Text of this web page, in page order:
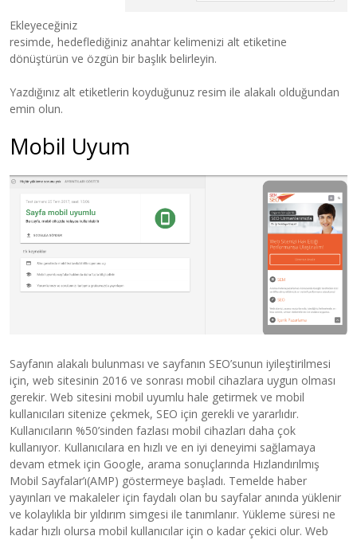
Ekleyeceğiniz
resimde, hedeflediğiniz anahtar kelimenizi alt etiketine
dönüştürün ve özgün bir başlık belirleyin.
Yazdığınız alt etiketlerin koyduğunuz resim ile alakalı olduğundan
emin olun.
Mobil Uyum
Sayfanın alakalı bulunması ve sayfanın SEO’sunun iyileştirilmesi
için, web sitesinin 2016 ve sonrası mobil cihazlara uygun olması
gerekir. Web sitesini mobil uyumlu hale getirmek ve mobil
kullanıcıları sitenize çekmek, SEO için gerekli ve yararlıdır.
Kullanıcıların %50’sinden fazlası mobil cihazları daha çok
kullanıyor. Kullanıcılara en hızlı ve en iyi deneyimi sağlamaya
devam etmek için Google, arama sonuçlarında Hızlandırılmış
Mobil Sayfalar’ı(AMP) göstermeye başladı. Temelde haber
yayınları ve makaleler için faydalı olan bu sayfalar anında yüklenir
ve kolaylıkla bir yıldırım simgesi ile tanımlanır. Yükleme süresi ne
kadar hızlı olursa mobil kullanıcılar için o kadar çekici olur. Web